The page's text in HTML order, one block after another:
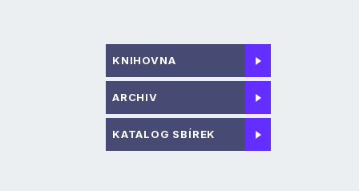
KNIHOVNA
ARCHIV
KATALOG SBÍREK